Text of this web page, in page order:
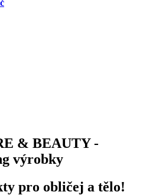
& BEAUTY -
výrobky
pro obličej a tělo!